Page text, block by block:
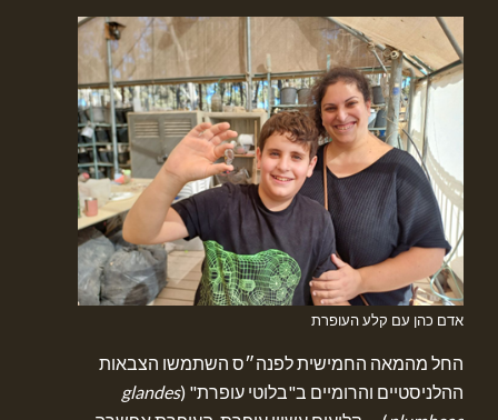
אדם כהן עם קלע העופרת
החל מהמאה החמישית לפנה״ס השתמשו הצבאות
ההלניסטיים והרומיים ב"בלוטי עופרת" (glandes